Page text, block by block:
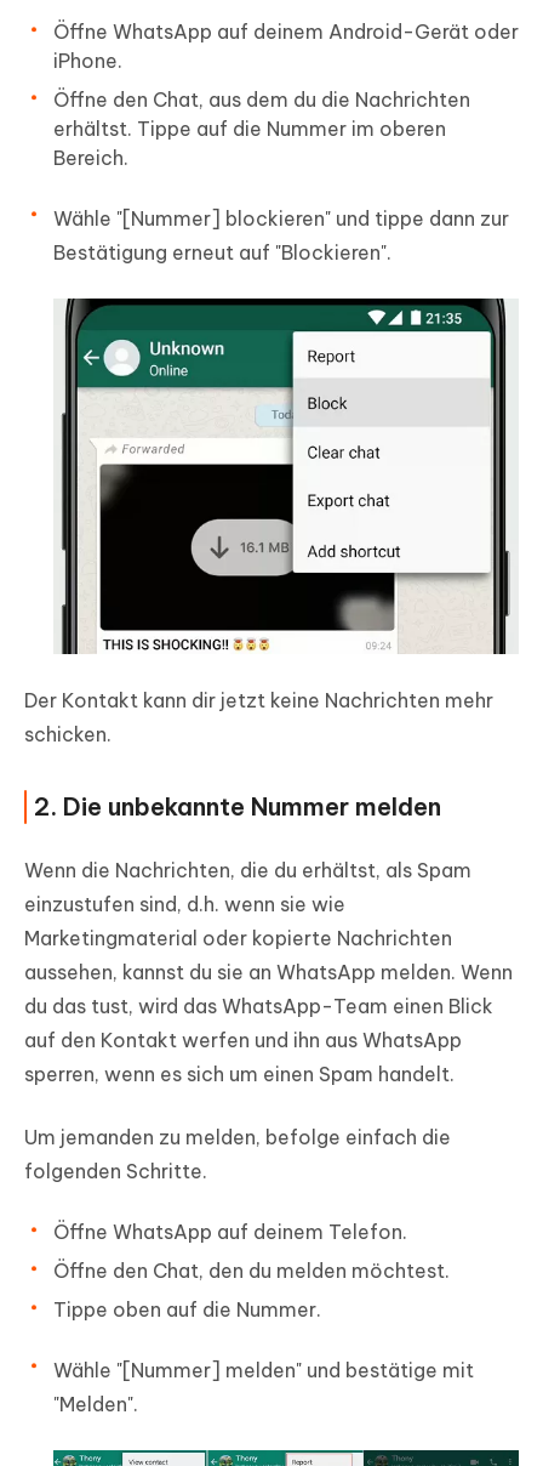
Öffne WhatsApp auf deinem Android-Gerät oder
iPhone.
Öffne den Chat, aus dem du die Nachrichten
erhältst. Tippe auf die Nummer im oberen
Bereich.
Wähle "[Nummer] blockieren" und tippe dann zur
Bestätigung erneut auf "Blockieren".
Der Kontakt kann dir jetzt keine Nachrichten mehr
schicken.
2. Die unbekannte Nummer melden
Wenn die Nachrichten, die du erhältst, als Spam
einzustufen sind, d.h. wenn sie wie
Marketingmaterial oder kopierte Nachrichten
aussehen, kannst du sie an WhatsApp melden. Wenn
du das tust, wird das WhatsApp-Team einen Blick
auf den Kontakt werfen und ihn aus WhatsApp
sperren, wenn es sich um einen Spam handelt.
Um jemanden zu melden, befolge einfach die
folgenden Schritte.
Öffne WhatsApp auf deinem Telefon.
Öffne den Chat, den du melden möchtest.
Tippe oben auf die Nummer.
Wähle "[Nummer] melden" und bestätige mit
"Melden".